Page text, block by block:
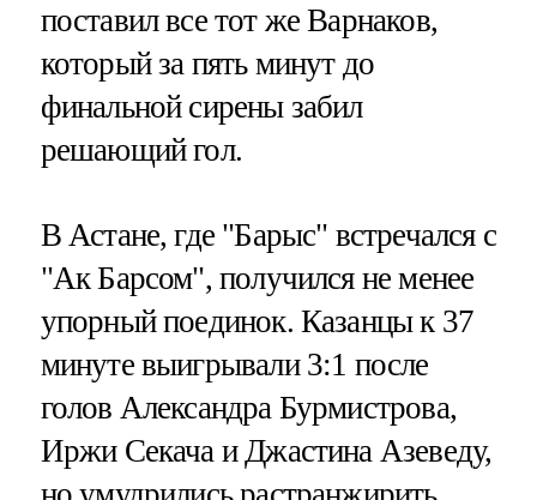
поставил все тот же Варнаков,
который за пять минут до
финальной сирены забил
решающий гол.
В Астане, где "Барыс" встречался с
"Ак Барсом", получился не менее
упорный поединок. Казанцы к 37
минуте выигрывали 3:1 после
голов Александра Бурмистрова,
Иржи Секача и Джастина Азеведу,